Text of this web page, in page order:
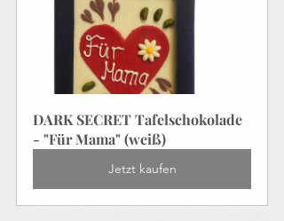
DARK SECRET Tafelschokolade
- "Für Mama" (weiß)
Jetzt kaufen